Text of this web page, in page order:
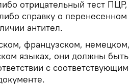
отрицательный тест ПЦР,
справку о перенесенном
антител.
французском, немецком,
языках, они должны
с соответствующим